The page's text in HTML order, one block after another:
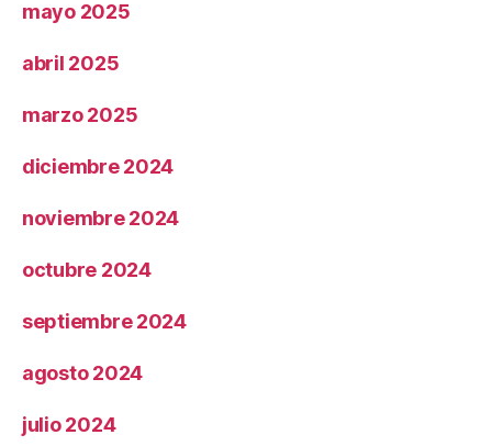
mayo 2025
abril 2025
marzo 2025
diciembre 2024
noviembre 2024
octubre 2024
septiembre 2024
agosto 2024
julio 2024